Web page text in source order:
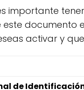
importante
activar y
de